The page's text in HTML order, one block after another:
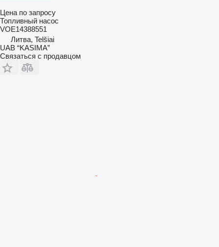
Цена по запросу
Топливный насос
VOE14388551
Литва, Telšiai
UAB “KASIMA”
Связаться с продавцом